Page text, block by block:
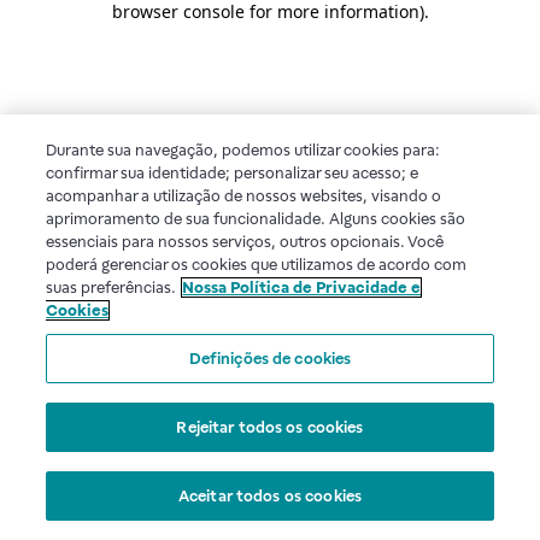
browser console for more information).
Durante sua navegação, podemos utilizar cookies para:
confirmar sua identidade; personalizar seu acesso; e
acompanhar a utilização de nossos websites, visando o
aprimoramento de sua funcionalidade. Alguns cookies são
essenciais para nossos serviços, outros opcionais. Você
poderá gerenciar os cookies que utilizamos de acordo com
suas preferências. Nossa Política de Privacidade e
Cookies
Definições de cookies
Rejeitar todos os cookies
Aceitar todos os cookies